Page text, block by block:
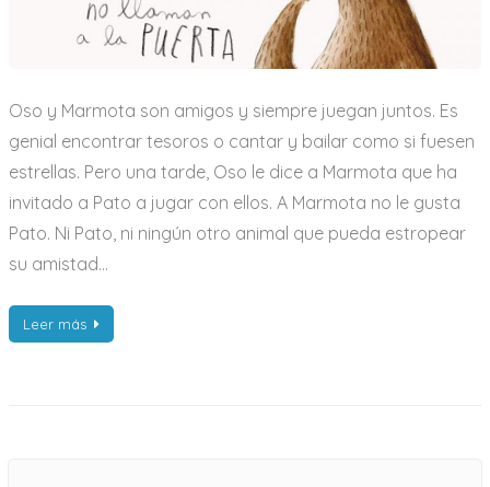
a
la
Oso y Marmota son amigos y siempre juegan juntos. Es
genial encontrar tesoros o cantar y bailar como si fuesen
estrellas. Pero una tarde, Oso le dice a Marmota que ha
invitado a Pato a jugar con ellos. A Marmota no le gusta
Pato. Ni Pato, ni ningún otro animal que pueda estropear
su amistad…
Leer más